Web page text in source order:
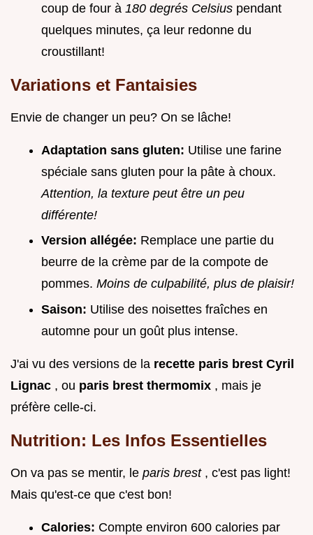
coup de four à 180 degrés Celsius pendant
quelques minutes, ça leur redonne du
croustillant!
Variations et Fantaisies
Envie de changer un peu? On se lâche!
Adaptation sans gluten: Utilise une farine
spéciale sans gluten pour la pâte à choux.
Attention, la texture peut être un peu
différente!
Version allégée: Remplace une partie du
beurre de la crème par de la compote de
pommes. Moins de culpabilité, plus de plaisir!
Saison: Utilise des noisettes fraîches en
automne pour un goût plus intense.
J'ai vu des versions de la recette paris brest Cyril
Lignac , ou paris brest thermomix , mais je
préfère celle-ci.
Nutrition: Les Infos Essentielles
On va pas se mentir, le paris brest , c'est pas light!
Mais qu'est-ce que c'est bon!
Calories: Compte environ 600 calories par